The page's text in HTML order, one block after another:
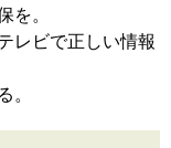
を。
レビで正しい情報
。